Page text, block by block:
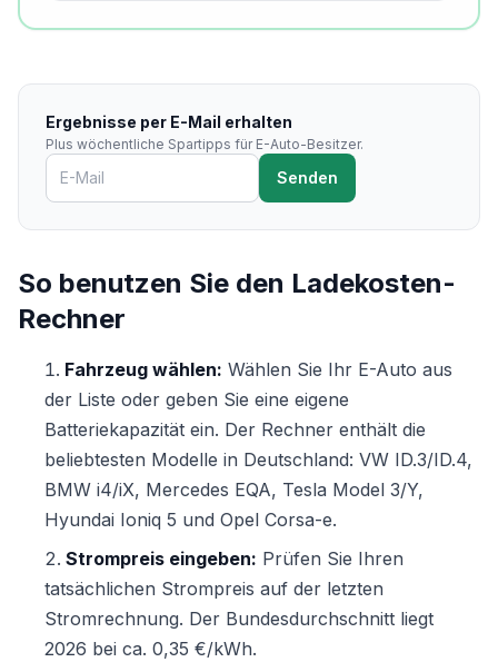
Ergebnisse per E-Mail erhalten
Plus wöchentliche Spartipps für E-Auto-Besitzer.
Email
Senden
So benutzen Sie den Ladekosten-
Rechner
Fahrzeug wählen: Wählen Sie Ihr E-Auto aus
der Liste oder geben Sie eine eigene
Batteriekapazität ein. Der Rechner enthält die
beliebtesten Modelle in Deutschland: VW ID.3/ID.4,
BMW i4/iX, Mercedes EQA, Tesla Model 3/Y,
Hyundai Ioniq 5 und Opel Corsa-e.
Strompreis eingeben: Prüfen Sie Ihren
tatsächlichen Strompreis auf der letzten
Stromrechnung. Der Bundesdurchschnitt liegt
2026 bei ca. 0,35 €/kWh.